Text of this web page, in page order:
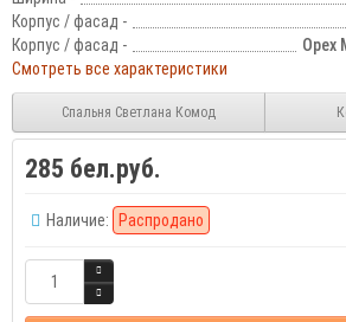
Корпус / фасад -
Корпус / фасад -
Орех
Смотреть все характеристики
Спальня Светлана Комод
285 бел.руб.
Наличие: Распродано